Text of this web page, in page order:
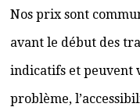
Nos prix sont
avant le début des
indicatifs et peuvent
problème,